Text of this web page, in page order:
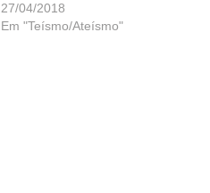
27/04/2018
Em "Teísmo/Ateísmo"